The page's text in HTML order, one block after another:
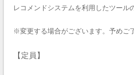
レコメンドシステムを利用したツール
※変更する場合がございます。予めご
【定員】